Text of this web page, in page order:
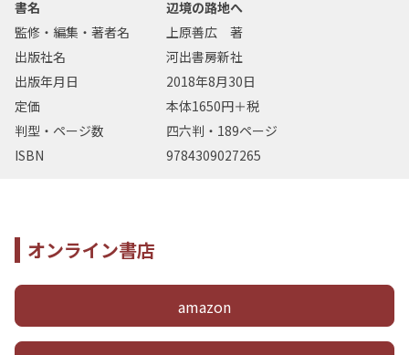
書名
辺境の路地へ
監修・編集・著者名
上原善広 著
出版社名
河出書房新社
出版年月日
2018年8月30日
定価
本体1650円＋税
判型・ページ数
四六判・189ページ
ISBN
9784309027265
オンライン書店
amazon